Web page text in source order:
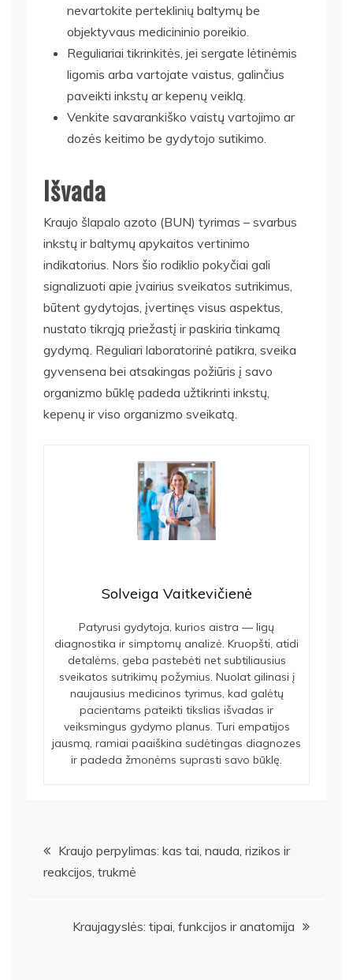
nevartokite perteklinių baltymų be
objektyvaus medicininio poreikio.
Reguliariai tikrinkitės, jei sergate lėtinėmis
ligomis arba vartojate vaistus, galinčius
paveikti inkstų ar kepenų veiklą.
Venkite savarankiško vaistų vartojimo ar
dozės keitimo be gydytojo sutikimo.
Išvada
Kraujo šlapalo azoto (BUN) tyrimas – svarbus
inkstų ir baltymų apykaitos vertinimo
indikatorius. Nors šio rodiklio pokyčiai gali
signalizuoti apie įvairius sveikatos sutrikimus,
būtent gydytojas, įvertinęs visus aspektus,
nustato tikrąją priežastį ir paskiria tinkamą
gydymą. Reguliari laboratorinė patikra, sveika
gyvensena bei atsakingas požiūris į savo
organizmo būklę padeda užtikrinti inkstų,
kepenų ir viso organizmo sveikatą.
Solveiga Vaitkevičienė
Patyrusi gydytoja, kurios aistra — ligų
diagnostika ir simptomų analizė. Kruopšti, atidi
detalėms, geba pastebėti net subtiliausius
sveikatos sutrikimų požymius. Nuolat gilinasi į
naujausius medicinos tyrimus, kad galėtų
pacientams pateikti tikslias išvadas ir
veiksmingus gydymo planus. Turi empatijos
jausmą, ramiai paaiškina sudėtingas diagnozes
ir padeda žmonėms suprasti savo būklę.
Navigacija
tarp
įrašų
Kraujo perpylimas: kas tai, nauda, rizikos ir
reakcijos, trukmė
Kraujagyslės: tipai, funkcijos ir anatomija